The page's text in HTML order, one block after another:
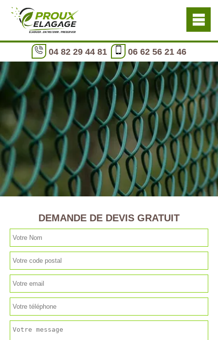
04 82 29 44 81 06 62 56 21 46
DEMANDE DE DEVIS GRATUIT